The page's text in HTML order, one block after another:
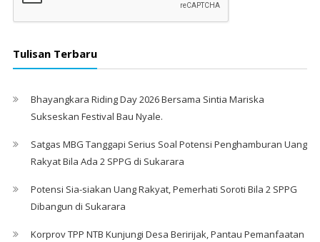
Tulisan Terbaru
Bhayangkara Riding Day 2026 Bersama Sintia Mariska
Sukseskan Festival Bau Nyale. ‎
Satgas MBG Tanggapi Serius Soal Potensi Penghamburan Uang
Rakyat Bila Ada 2 SPPG di Sukarara
Potensi Sia-siakan Uang Rakyat, Pemerhati Soroti Bila 2 SPPG
Dibangun di Sukarara
Korprov TPP NTB Kunjungi Desa Beririjak, Pantau Pemanfaatan